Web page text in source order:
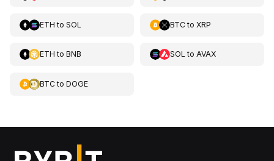
ETH to SOL BTCto XRP
ETH to BNB SOL to AVAX
BTCto DOGE